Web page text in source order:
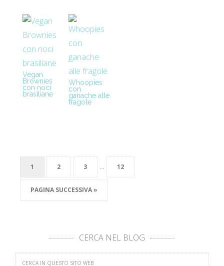
ovvero …
Vegan
Brownies
con noci
brasiliane
Whoopies
con
ganache alle
fragole
1 2 3 … 12
PAGINA SUCCESSIVA »
CERCA NEL BLOG